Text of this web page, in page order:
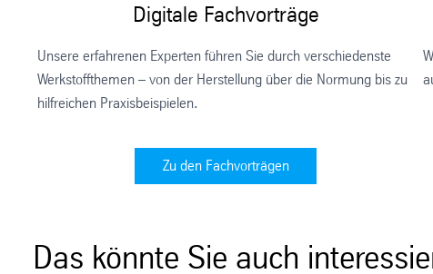
Digitale Fachvorträge
Unsere erfahrenen Experten führen Sie durch verschiedenste
Werkstoffthemen – von der Herstellung über die Normung bis zu
hilfreichen Praxisbeispielen.
Zu den Fachvorträgen
Das könnte Sie auch